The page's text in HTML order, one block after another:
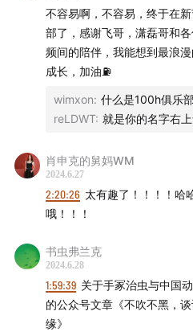
这正是
赤本贷本漫画月刊本，本本有
胸中有万卷
笔头画千古
来杯半拿铁，咱们边喝边唠。
📮听友投稿邮箱：
不容易啊，不容易，终于在
部了，感谢飞哥，潇磊哥和
频间的陪伴，我能想到最浪
成长，加油⛽
wimxon: 什么是100h俱乐
reLDWT: 就是你的名字右
肖申克的舅妈WM
2024.6.27
2:20:26 太有趣了！！！！哈
哦！！！
书虫弗兰克
2024.6.28
1:59:39 关于手冢治虫与中国
的公众号文章《不吹不黑，
缘》